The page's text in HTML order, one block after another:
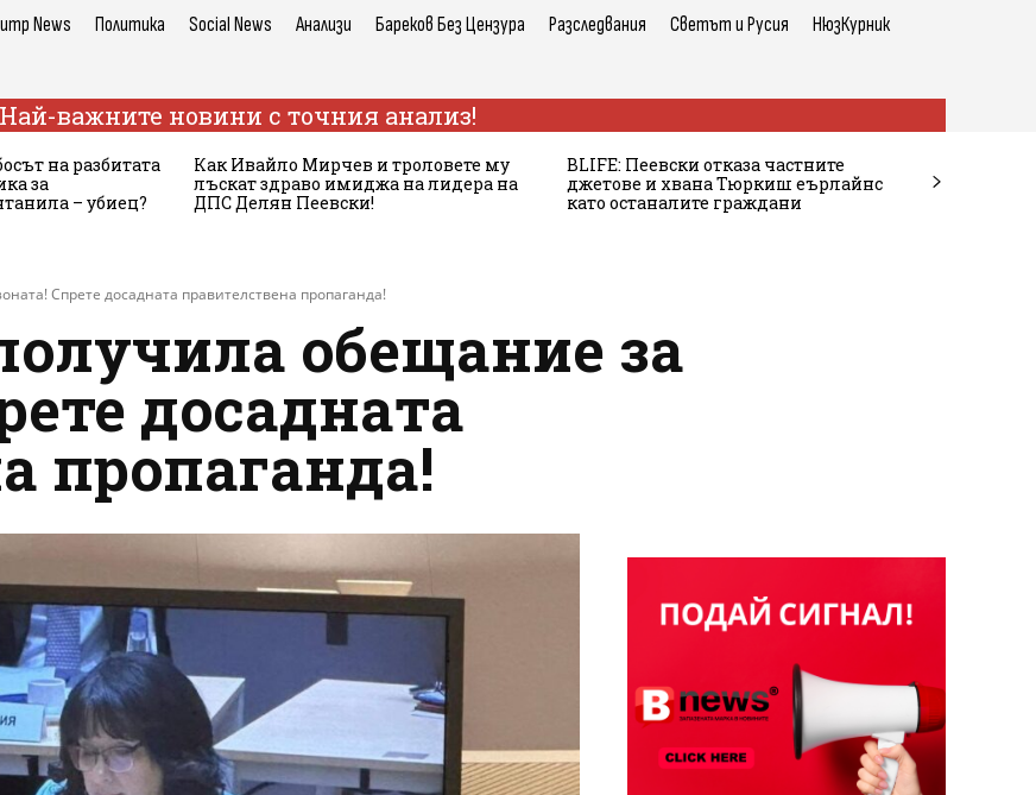
News Политика Social News Анализи Бареков Без Цензура Разследвания Светът и Русия НюзКурник
Най-важните новини с точния анализ!
на разбитата
за
– убиец?
Как Ивайло Мирчев и троловете му
лъскат здраво имиджа на лидера на
ДПС Делян Пеевски!
BLIFE: Пеевски отказа частните
джетове и хвана Тюркиш еърлайнс
като останалите граждани
Спрете досадната правителствена пропаганда!
обещание за
досадната
пропаганда!